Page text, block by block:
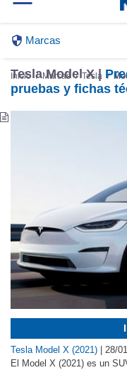
Marcas
Inicio Marcas Tesla
Tesla Model X |
pruebas y fichas
Tesla Model X (2021)
28/
El Model X (2021) es un